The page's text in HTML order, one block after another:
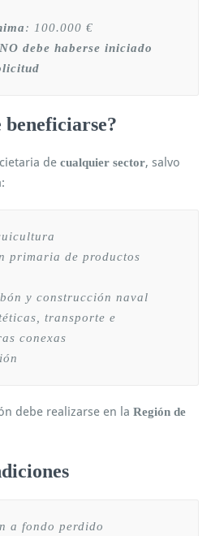
: 100.000 €
debe haberse iniciado
beneficiarse?
de cualquier sector, salvo
primaria de productos
y construcción naval
transporte e
conexas
debe realizarse en la Región de
a fondo perdido